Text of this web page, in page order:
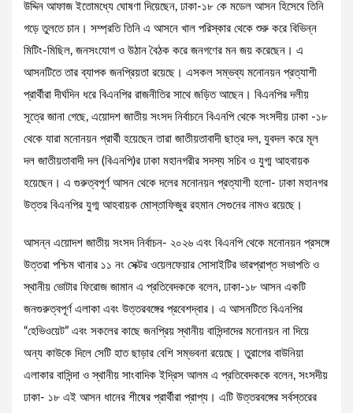
উদ্দিন আফাজ ইতোমধ্যে ঘোষণা দিয়েছেন, ঢাকা-১৮ কে মডেল আসন হিসেবে তিনি
গড়ে তুলতে চান। সম্প্রতি তিনি এ আসনে খাল পরিস্কার থেকে শুরু করে বিভিন্ন
মিটিং-মিছিল, জনসংযোগ ও উঠান বৈঠক করে জনগণের মন জয় করেছেন। এ
আসনটিতে তার ব্যাপক জনপ্রিয়তা রয়েছে। এসকল সম্ভব্য মনোনয়ন প্রত্যাশী
প্রার্থীরা দীর্ঘদিন ধরে বিএনপির রাজনীতির সাথে জড়িত আছেন। বিএনপির দলীয়
সূত্রে জানা গেছে, এয়োদশ জাতীয় সংসদ নির্বাচনে বিএনপি থেকে সংসদীয় ঢাকা -১৮
থেকে যারা মনোনয়ন প্রার্থী হয়েছেন তারা জাতীয়তাবাদী ছাত্র দল, যুবদল করে মূল
দল জাতীয়তাবাদী দল (বিএনপি)র ঢাকা মহানগরীর সদস্য সচিব ও যুগ্ম আহবায়ক
হয়েছেন। এ গুরুত্বপূর্ণ আসন থেকে দলের মনোনয়ন প্রত্যাশী হলো- ঢাকা মহানগর
উত্তর বিএনপির যুগ্ম আহবায়ক মোস্তাফিজুর রহমান সেগুনের নামও রয়েছে।
আসন্ন এয়োদশ জাতীয় সংসদ নির্বাচন- ২০২৬ এবং বিএনপি থেকে মনোনয়ন প্রসঙ্গে
উত্তরা পশ্চিম থানার ১১ নং সেক্টর ওয়েলফেয়ার সোসাইটির ভারপ্রাপ্ত সভাপতি ও
স্থানীয় ভোটার ফিরোজ জামান এ প্রতিবেদককে বলেন, ঢাকা-১৮ আসন একটি
জনগুরুত্বপূর্ণ এলাকা এবং উত্তরবঙ্গের প্রবেশদ্বার। এ আসনটিতে বিএনপির
“হেভিওয়েট” এবং সকলের কাছে জনপ্রিয় স্থানীয় বাসিন্দাদের মনোনয়ন না দিয়ে
অন্য কাউকে দিলে সেটি হাত ছাড়ার বেশি সম্ভবনা রয়েছে। তুরাগের বাউনিয়া
এলাকার বাসিন্দা ও স্থানীয় সাংবাদিক ইদ্রিস আলম এ প্রতিবেদককে বলেন, সংসদীয়
ঢাকা- ১৮ এই আসন ধানের শীষের প্রার্থীরা প্রাপ্য। এটি উত্তরবঙ্গের সর্বস্তরের